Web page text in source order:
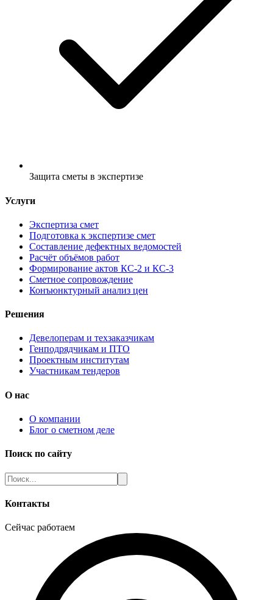
Защита сметы в экспертизе
Услуги
Экспертиза смет
Подготовка к экспертизе смет
Составление дефектных ведомостей
Расчёт объёмов работ
Формирование актов КС-2 и КС-3
Сметное сопровождение
Конъюнктурный анализ цен
Решения
Девелоперам и техзаказчикам
Генподрядчикам и ПТО
Проектным институтам
Участникам тендеров
О нас
О компании
Блог о сметном деле
Поиск по сайту
Контакты
Сейчас работаем